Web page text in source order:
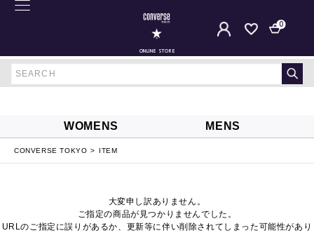
ONLINE STORE
0
WOMENS MENS
CONVERSE TOKYO ITEM
大変申し訳ありません。
ご指定の商品が見つかりませんでした。
URLのご指定に誤りがあるか、更新等に伴い削除されてしまった可能性があり